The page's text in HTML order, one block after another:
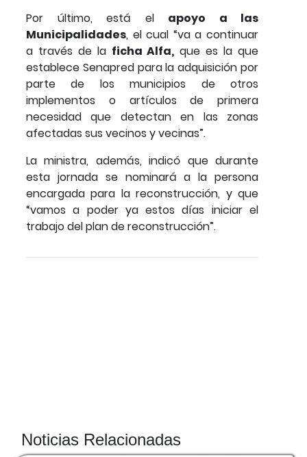
Por último, está el apoyo a las
Municipalidades, el cual “va a continuar
a través de la ficha Alfa, que es la que
establece Senapred para la adquisición por
parte de los municipios de otros
implementos o artículos de primera
necesidad que detectan en las zonas
afectadas sus vecinos y vecinas”.
La ministra, además, indicó que durante
esta jornada se nominará a la persona
encargada para la reconstrucción, y que
“vamos a poder ya estos días iniciar el
trabajo del plan de reconstrucción”.
Noticias Relacionadas